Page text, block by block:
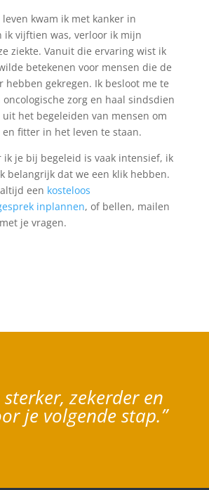
kwam ik met kanker in
ik vijftien was, verloor ik mijn
ziekte. Vanuit die ervaring wist ik
betekenen voor mensen die de
hebben gekregen. Ik besloot me te
zorg en haal sindsdien
het begeleiden van mensen om
fitter in het leven te staan.
ik je bij begeleid is vaak intensief, ik
belangrijk dat we een klik hebben.
een kosteloos
inplannen, of bellen, mailen
je vragen.
sterker, zekerder en
je volgende stap.”